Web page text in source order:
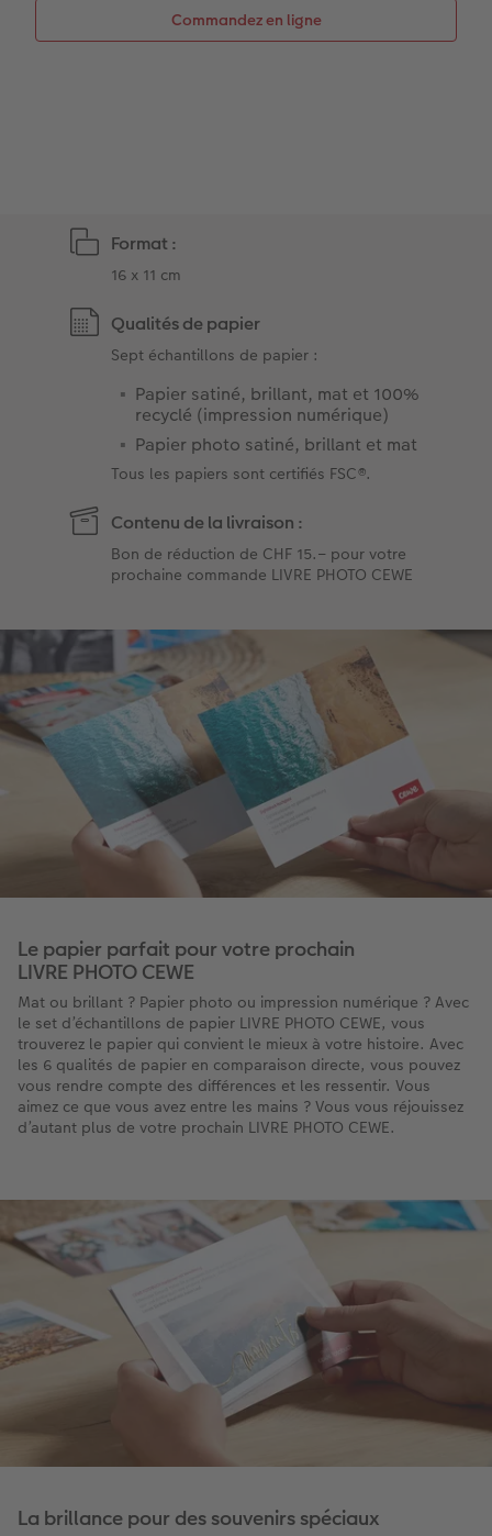
Coffeetable Book «Art Collection»
Multi-déco
CEWE myPhotos
Commandez en ligne
Format :
16 x 11 cm
Qualités de papier
Sept échantillons de papier :
Papier satiné, brillant, mat et 100%
recyclé (impression numérique)
Papier photo satiné, brillant et mat
Tous les papiers sont certifiés FSC®.
Contenu de la livraison :
Bon de réduction de CHF 15.– pour votre
prochaine commande LIVRE PHOTO CEWE
Le papier parfait pour votre prochain
LIVRE PHOTO CEWE
Mat ou brillant ? Papier photo ou impression numérique ? Avec
le set d’échantillons de papier LIVRE PHOTO CEWE, vous
trouverez le papier qui convient le mieux à votre histoire. Avec
les 6 qualités de papier en comparaison directe, vous pouvez
vous rendre compte des différences et les ressentir. Vous
aimez ce que vous avez entre les mains ? Vous vous réjouissez
d’autant plus de votre prochain LIVRE PHOTO CEWE.
La brillance pour des souvenirs spéciaux